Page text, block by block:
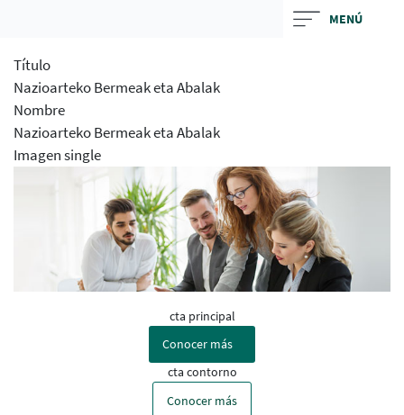
contentt
MENÚ
Título
Nazioarteko Bermeak eta Abalak
Nombre
Nazioarteko Bermeak eta Abalak
Imagen single
cta principal
Conocer más
cta contorno
Conocer más